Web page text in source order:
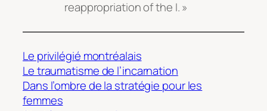
reappropriation of the I. »
Le privilégié montréalais
Le traumatisme de l’incarnation
Dans l’ombre de la stratégie pour les
femmes